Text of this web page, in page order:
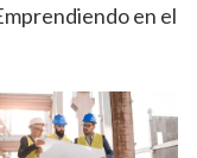
en el